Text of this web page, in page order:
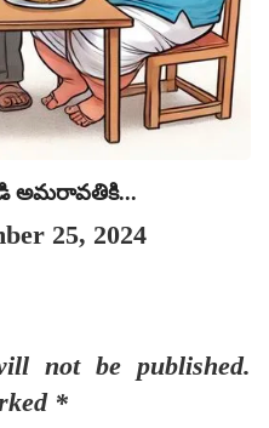
అమరావతికి...
25, 2024
not be published.
*